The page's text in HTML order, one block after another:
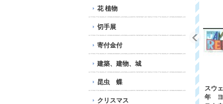
花 植物
切手展
寄付金付
建築、建物、城
昆虫 蝶
クリスマス年 国立公園 鳥 1種
イエ
年